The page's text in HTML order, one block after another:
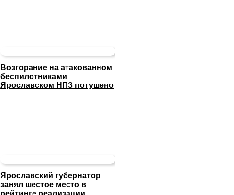
Возгорание на атакованном
беспилотниками
Ярославском НПЗ потушено
Ярославский губернатор
занял шестое место в